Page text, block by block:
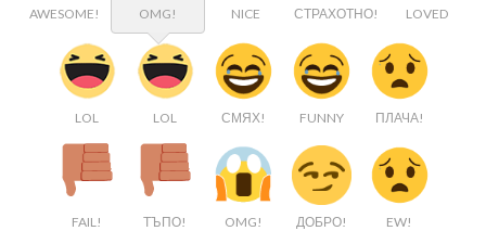
AWESOME! OMG! NICE СТРАХОТНО! LOVED
LOL LOL СМЯХ! FUNNY ПЛАЧА!
FAIL! ТЪПО! OMG! ДОБРО! EW!